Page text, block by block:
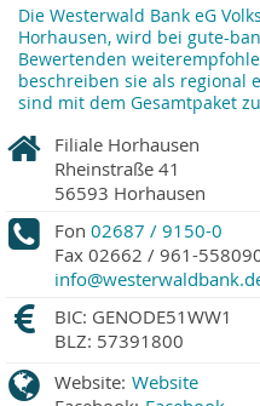
Die Westerwald Bank eG
Horhausen, wird bei gute-
Bewertenden
beschreiben sie als regional
sind mit dem Gesamtpaket
Filiale Horhausen
Rheinstraße 41
56593 Horhausen
Fon 02687 / 9150-0
Fax 02662 / 961-
BIC: GENODE51WW1
BLZ: 57391800
Website: Website